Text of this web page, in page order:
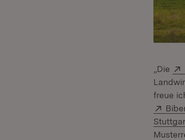
„Die
freue